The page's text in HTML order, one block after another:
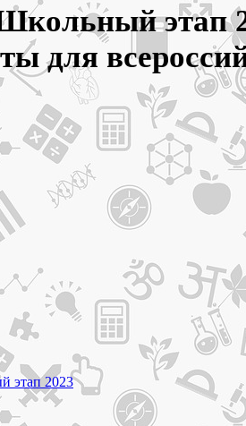
этап
для
этап 2023